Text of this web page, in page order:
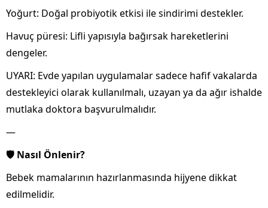
Yoğurt: Doğal probiyotik etkisi ile sindirimi destekler.
Havuç püresi: Lifli yapısıyla bağırsak hareketlerini
dengeler.
UYARI: Evde yapılan uygulamalar sadece hafif vakalarda
destekleyici olarak kullanılmalı, uzayan ya da ağır ishalde
mutlaka doktora başvurulmalıdır.
—
🛡️ Nasıl Önlenir?
Bebek mamalarının hazırlanmasında hijyene dikkat
edilmelidir.